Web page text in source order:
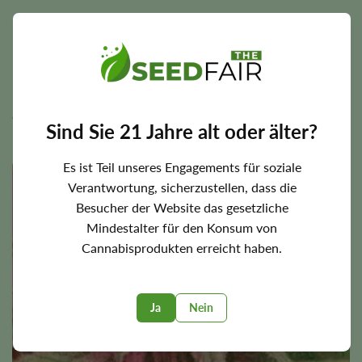
Sind Sie 21 Jahre alt oder älter?
Es ist Teil unseres Engagements für soziale
Verantwortung, sicherzustellen, dass die
Besucher der Website das gesetzliche
Mindestalter für den Konsum von
Cannabisprodukten erreicht haben.
Ja Nein
Diese Sorte fällt durch ihre schönen, rosafarbenen
den Innen- und Außenanbau und passt sich gut an das
Klima in Dortmund an.